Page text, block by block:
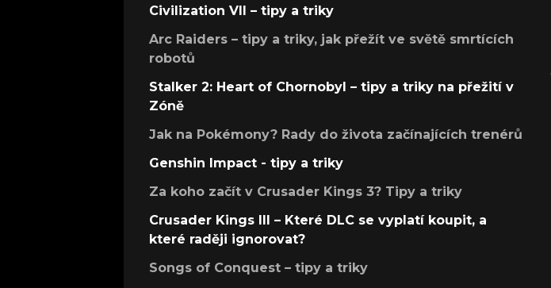
Civilization VII – tipy a triky
Arc Raiders – tipy a triky, jak přežít ve světě smrtících
robotů
Stalker 2: Heart of Chornobyl – tipy a triky na přežití v
Zóně
Jak na Pokémony? Rady do života začínajících trenérů
Genshin Impact - tipy a triky
Za koho začít v Crusader Kings 3? Tipy a triky
Crusader Kings III – Které DLC se vyplatí koupit, a
které raději ignorovat?
Songs of Conquest – tipy a triky